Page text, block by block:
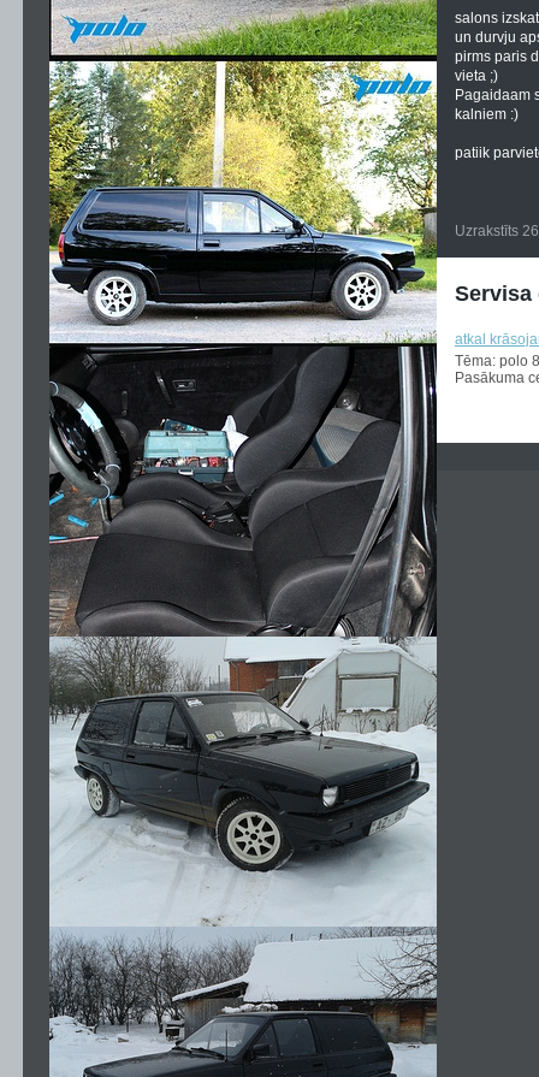
salons
un durvju
pirms paris
vieta ;)
Pagaidaam
kalniem :)
patiik
Uzrakstīts
Servisa
atkal
Tēma: polo
Pasākuma